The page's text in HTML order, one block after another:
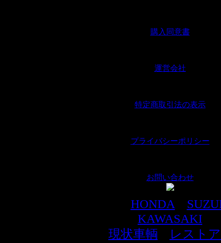
購入同意書
運営会社
特定商取引法の表示
プライバシーポリシー
お問い合わせ
HONDA
KAWASAKI
現状車輌
レスト